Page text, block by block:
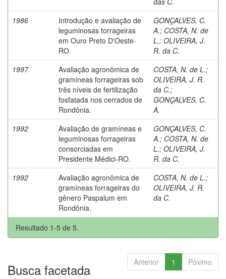
1986
Introdução e avaliação de
leguminosas forrageiras
em Ouro Preto D'Oeste-
RO.
GONÇALVES, C.
A.; COSTA, N. de
L.; OLIVEIRA, J.
R. da C.
1997
Avaliação agronômica de
gramíneas forrageiras sob
três níveis de fertilização
fosfatada nos cerrados de
Rondônia.
COSTA, N. de L.;
OLIVEIRA, J. R.
da C.;
GONÇALVES, C.
A.
1992
Avaliação de gramíneas e
leguminosas forrageiras
consorciadas em
Presidente Médici-RO.
GONÇALVES, C.
A.; COSTA, N. de
L.; OLIVEIRA, J.
R. da C.
1992
Avaliação agronômica de
gramíneas forrageiras do
gênero Paspalum em
Rondônia.
COSTA, N. de L.;
OLIVEIRA, J. R.
da C.
Resultado 1-5 de 5.
Anterior 1 Póximo
Busca facetada